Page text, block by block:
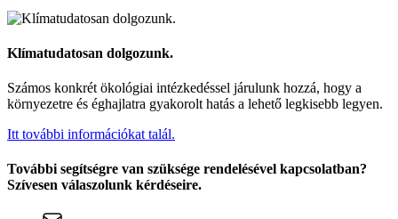
Klímatudatosan dolgozunk.
Számos konkrét ökológiai intézkedéssel járulunk hozzá, hogy a
környezetre és éghajlatra gyakorolt hatás a lehető legkisebb legyen.
Itt további információkat talál.
További segítségre van szüksége rendelésével kapcsolatban?
Szívesen válaszolunk kérdéseire.